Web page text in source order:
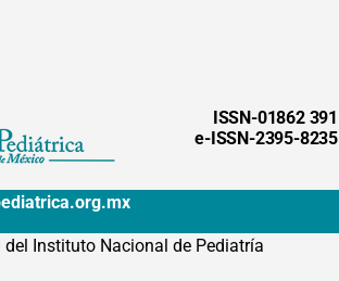
ISSN-01862 391
e-ISSN-2395-8235
del Instituto Nacional de Pediatría